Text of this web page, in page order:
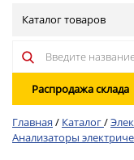
Каталог товаров
Распродажа склада
Главная / Каталог/
Анализаторы